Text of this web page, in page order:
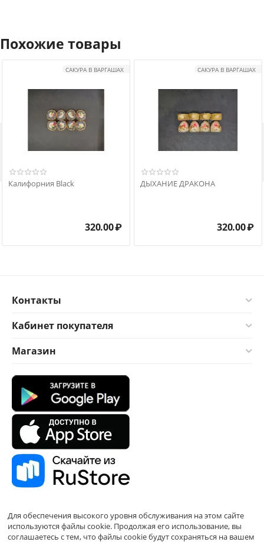
Похожие товары
САКУРА В ВАРГАШАХ
Калифорния Black
320.00₽
САКУРА В ВАРГАШАХ
ДЫХАНИЕ ДРАКОНА
320.00₽
Контакты
Кабинет покупателя
Магазин
Для обеспечения высокого уровня обслуживания на этом сайте
используются файлы cookie. Продолжая его использование, вы
соглашаетесь с тем, что файлы cookie будут сохраняться на вашем